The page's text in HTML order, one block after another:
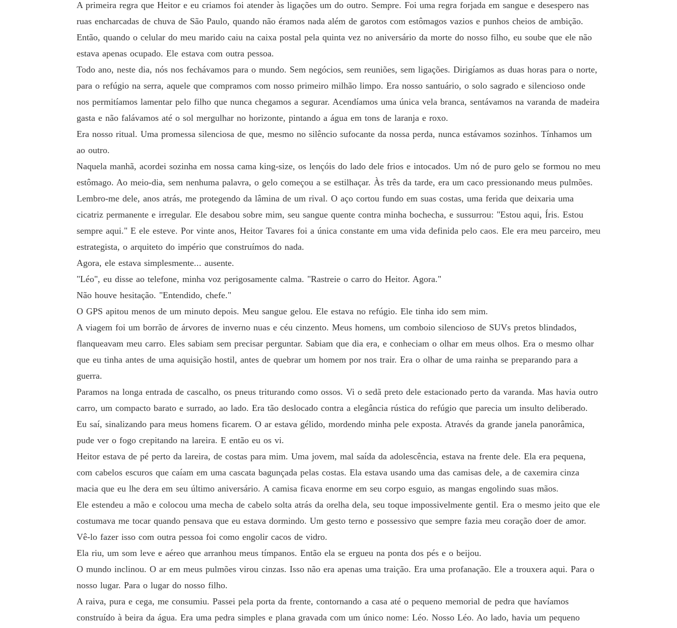
A primeira regra que Heitor e eu criamos foi atender às ligações um do outro. Sempre. Foi uma regra forjada em sangue e desespero nas
ruas encharcadas de chuva de São Paulo, quando não éramos nada além de garotos com estômagos vazios e punhos cheios de ambição.
Então, quando o celular do meu marido caiu na caixa postal pela quinta vez no aniversário da morte do nosso filho, eu soube que ele não
estava apenas ocupado. Ele estava com outra pessoa.
Todo ano, neste dia, nós nos fechávamos para o mundo. Sem negócios, sem reuniões, sem ligações. Dirigíamos as duas horas para o norte,
para o refúgio na serra, aquele que compramos com nosso primeiro milhão limpo. Era nosso santuário, o solo sagrado e silencioso onde
nos permitíamos lamentar pelo filho que nunca chegamos a segurar. Acendíamos uma única vela branca, sentávamos na varanda de madeira
gasta e não falávamos até o sol mergulhar no horizonte, pintando a água em tons de laranja e roxo.
Era nosso ritual. Uma promessa silenciosa de que, mesmo no silêncio sufocante da nossa perda, nunca estávamos sozinhos. Tínhamos um
ao outro.
Naquela manhã, acordei sozinha em nossa cama king-size, os lençóis do lado dele frios e intocados. Um nó de puro gelo se formou no meu
estômago. Ao meio-dia, sem nenhuma palavra, o gelo começou a se estilhaçar. Às três da tarde, era um caco pressionando meus pulmões.
Lembro-me dele, anos atrás, me protegendo da lâmina de um rival. O aço cortou fundo em suas costas, uma ferida que deixaria uma
cicatriz permanente e irregular. Ele desabou sobre mim, seu sangue quente contra minha bochecha, e sussurrou: "Estou aqui, Íris. Estou
sempre aqui." E ele esteve. Por vinte anos, Heitor Tavares foi a única constante em uma vida definida pelo caos. Ele era meu parceiro, meu
estrategista, o arquiteto do império que construímos do nada.
Agora, ele estava simplesmente... ausente.
"Léo", eu disse ao telefone, minha voz perigosamente calma. "Rastreie o carro do Heitor. Agora."
Não houve hesitação. "Entendido, chefe."
O GPS apitou menos de um minuto depois. Meu sangue gelou. Ele estava no refúgio. Ele tinha ido sem mim.
A viagem foi um borrão de árvores de inverno nuas e céu cinzento. Meus homens, um comboio silencioso de SUVs pretos blindados,
flanqueavam meu carro. Eles sabiam sem precisar perguntar. Sabiam que dia era, e conheciam o olhar em meus olhos. Era o mesmo olhar
que eu tinha antes de uma aquisição hostil, antes de quebrar um homem por nos trair. Era o olhar de uma rainha se preparando para a
guerra.
Paramos na longa entrada de cascalho, os pneus triturando como ossos. Vi o sedã preto dele estacionado perto da varanda. Mas havia outro
carro, um compacto barato e surrado, ao lado. Era tão deslocado contra a elegância rústica do refúgio que parecia um insulto deliberado.
Eu saí, sinalizando para meus homens ficarem. O ar estava gélido, mordendo minha pele exposta. Através da grande janela panorâmica,
pude ver o fogo crepitando na lareira. E então eu os vi.
Heitor estava de pé perto da lareira, de costas para mim. Uma jovem, mal saída da adolescência, estava na frente dele. Ela era pequena,
com cabelos escuros que caíam em uma cascata bagunçada pelas costas. Ela estava usando uma das camisas dele, a de caxemira cinza
macia que eu lhe dera em seu último aniversário. A camisa ficava enorme em seu corpo esguio, as mangas engolindo suas mãos.
Ele estendeu a mão e colocou uma mecha de cabelo solta atrás da orelha dela, seu toque impossivelmente gentil. Era o mesmo jeito que ele
costumava me tocar quando pensava que eu estava dormindo. Um gesto terno e possessivo que sempre fazia meu coração doer de amor.
Vê-lo fazer isso com outra pessoa foi como engolir cacos de vidro.
Ela riu, um som leve e aéreo que arranhou meus tímpanos. Então ela se ergueu na ponta dos pés e o beijou.
O mundo inclinou. O ar em meus pulmões virou cinzas. Isso não era apenas uma traição. Era uma profanação. Ele a trouxera aqui. Para o
nosso lugar. Para o lugar do nosso filho.
A raiva, pura e cega, me consumiu. Passei pela porta da frente, contornando a casa até o pequeno memorial de pedra que havíamos
construído à beira da água. Era uma pedra simples e plana gravada com um único nome: Léo. Nosso Léo. Ao lado, havia um pequeno